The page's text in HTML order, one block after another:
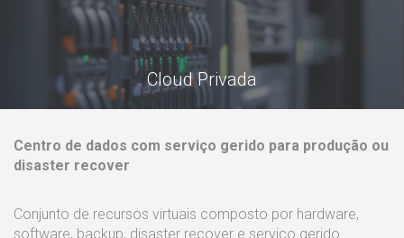
Cloud Privada
Centro de dados com serviço gerido para produção ou
disaster recover
Conjunto de recursos virtuais composto por hardware,
software, backup, disaster recover e serviço gerido.